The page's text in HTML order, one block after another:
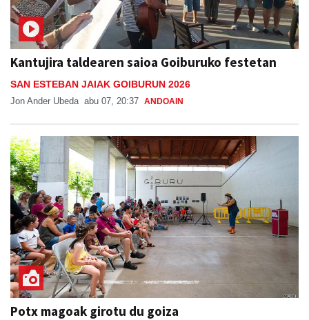
Kantujira taldearen saioa Goiburuko festetan
SAN ESTEBAN JAIAK GOIBURUN 2026
Jon Ander Ubeda abu 07, 20:37 ANDOAIN
Potx magoak girotu du goiza